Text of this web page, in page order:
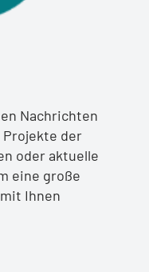
Nachrichten
Projekte der
oder aktuelle
eine große
Ihnen